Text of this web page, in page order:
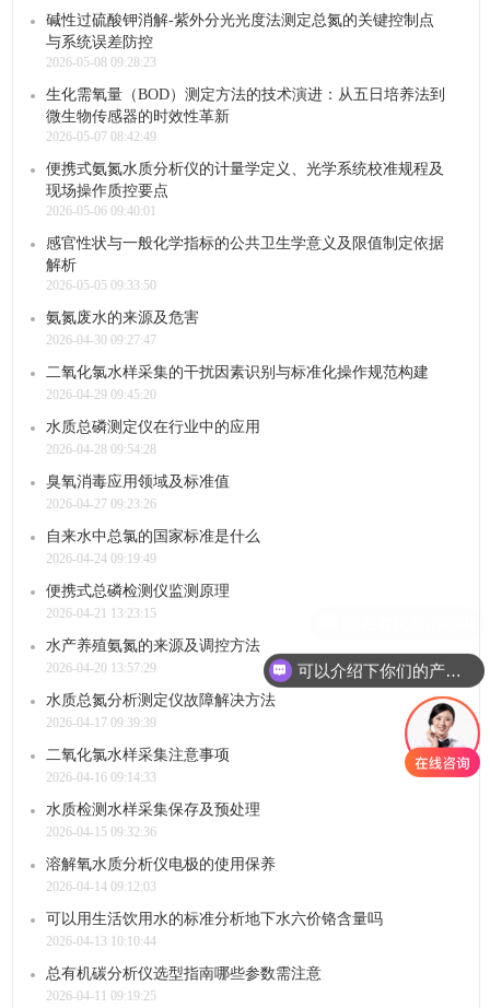
碱性过硫酸钾消解-紫外分光光度法测定总氮的关键控制点
与系统误差防控
2026-05-08 09:28:23
生化需氧量（BOD）测定方法的技术演进：从五日培养法到
微生物传感器的时效性革新
2026-05-07 08:42:49
便携式氨氮水质分析仪的计量学定义、光学系统校准规程及
现场操作质控要点
2026-05-06 09:40:01
感官性状与一般化学指标的公共卫生学意义及限值制定依据
解析
2026-05-05 09:33:50
氨氮废水的来源及危害
2026-04-30 09:27:47
二氧化氯水样采集的干扰因素识别与标准化操作规范构建
2026-04-29 09:45:20
水质总磷测定仪在行业中的应用
2026-04-28 09:54:28
臭氧消毒应用领域及标准值
2026-04-27 09:23:26
自来水中总氯的国家标准是什么
2026-04-24 09:19:49
便携式总磷检测仪监测原理
2026-04-21 13:23:15
水产养殖氨氮的来源及调控方法
2026-04-20 13:57:29
水质总氮分析测定仪故障解决方法
2026-04-17 09:39:39
二氧化氯水样采集注意事项
2026-04-16 09:14:33
水质检测水样采集保存及预处理
2026-04-15 09:32:36
溶解氧水质分析仪电极的使用保养
2026-04-14 09:12:03
可以用生活饮用水的标准分析地下水六价铬含量吗
2026-04-13 10:10:44
总有机碳分析仪选型指南哪些参数需注意
2026-04-11 09:19:25
可以介绍下你们的产品么